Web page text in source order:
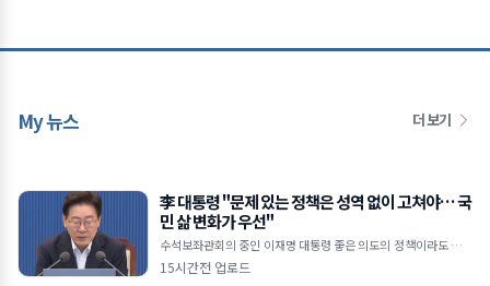
My 뉴스 더 보기
李 대통령 "문제 있는 정책은 성역 없이 고쳐야… 국
민 삶 변화가 우선"
수석보좌관회의 중인 이재명 대통령 좋은 의도의 정책이라도 피해
주면 무용지물 임기 1,400일 남아… 체감 성과 내는 적극 행정 당
15시간전 업로드